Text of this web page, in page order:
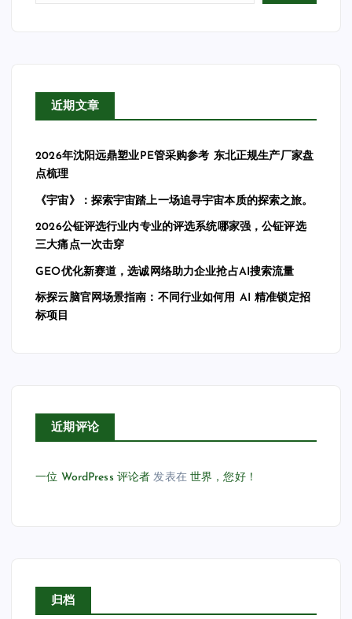
近期文章
2026年沈阳远鼎塑业PE管采购参考 东北正规生产厂家盘
点梳理
《宇宙》：探索宇宙踏上一场追寻宇宙本质的探索之旅。
2026公钲评选行业内专业的评选系统哪家强，公钲评选
三大痛点一次击穿
GEO优化新赛道，选诚网络助力企业抢占AI搜索流量
标探云脑官网场景指南：不同行业如何用 AI 精准锁定招
标项目
近期评论
一位 WordPress 评论者 发表在世界，您好！
归档